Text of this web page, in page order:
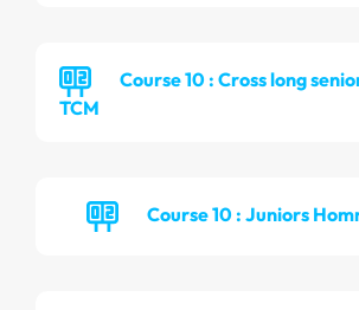
Course 10 : Cross long
TCM
Course 10 : Juniors